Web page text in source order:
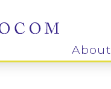
About